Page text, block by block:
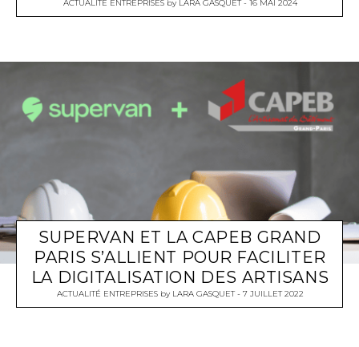
ACTUALITÉ ENTREPRISESby LARA GASQUET 16 MAI 2024
SUPERVAN ET LA CAPEB GRAND
PARIS S’ALLIENT POUR FACILITER
LA DIGITALISATION DES ARTISANS
ACTUALITÉ ENTREPRISESby LARA GASQUET 7 JUILLET 2022